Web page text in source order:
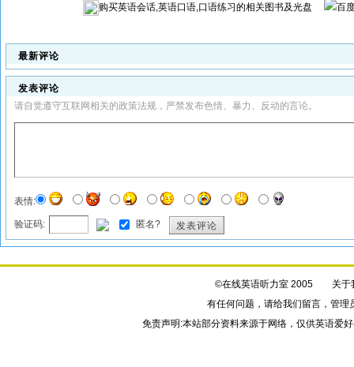
购买英语会话,英语口语,口语练习 的相关图书及光盘
最新评论
发表评论
请自觉遵守互联网相关的政策法规，严禁发布色情、暴力、反动的言论。
表情:
验证码: 匿名? 发表评论
©在线英语听力室 2005 关于
有任何问题，请给我们留言，管理
免责声明:本站部分资料来源于网络，仅供英语爱